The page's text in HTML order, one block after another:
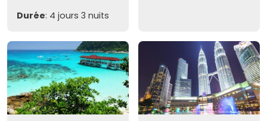
Durée: 4 jours 3 nuits